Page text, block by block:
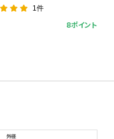
1件
8ポイント